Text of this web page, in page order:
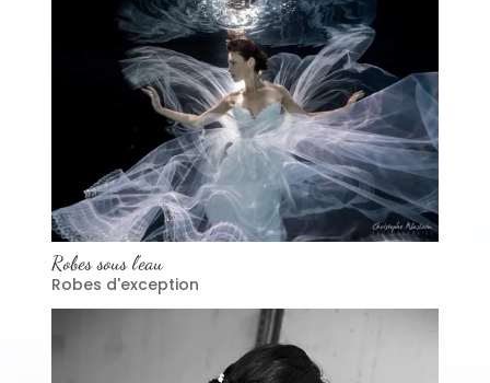
Robes sous l’eau
Robes d'exception